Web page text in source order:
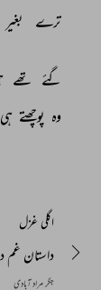
ترے
بغیر
گئے تھے
وہ پوچھتے ہی
اگلی غزل
داستان غم
جگر مراد آبادی